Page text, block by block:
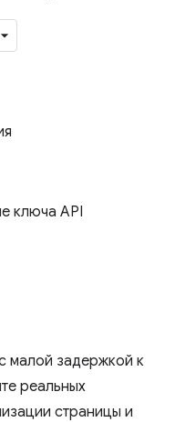
ключа API
малой задержкой к
реальных
страницы и